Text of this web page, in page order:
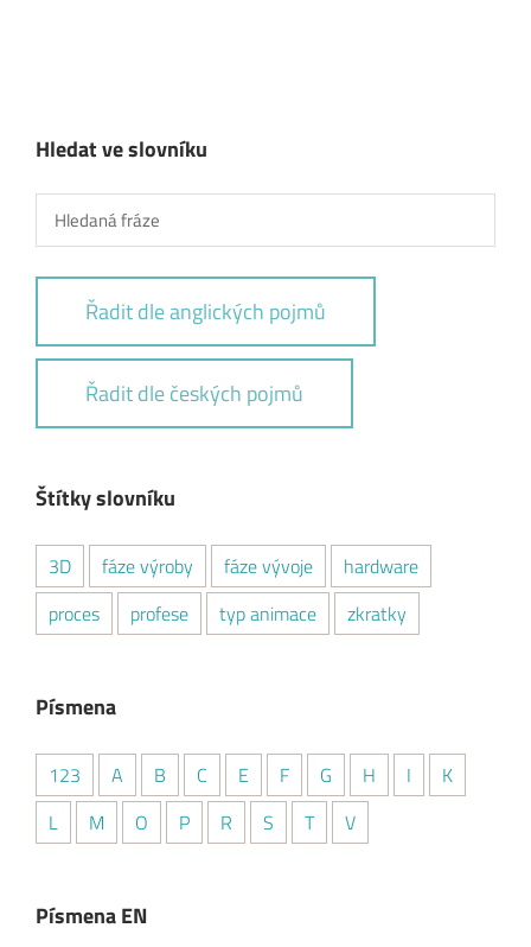
Hledat ve slovníku
Řadit dle anglických pojmů
Řadit dle českých pojmů
Štítky slovníku
3D fáze výroby fáze vývoje
hardware
proces
profese typ animace zkratky
Písmena
123 A B C E F G H I
K
L
M O P R S T V
Písmena EN